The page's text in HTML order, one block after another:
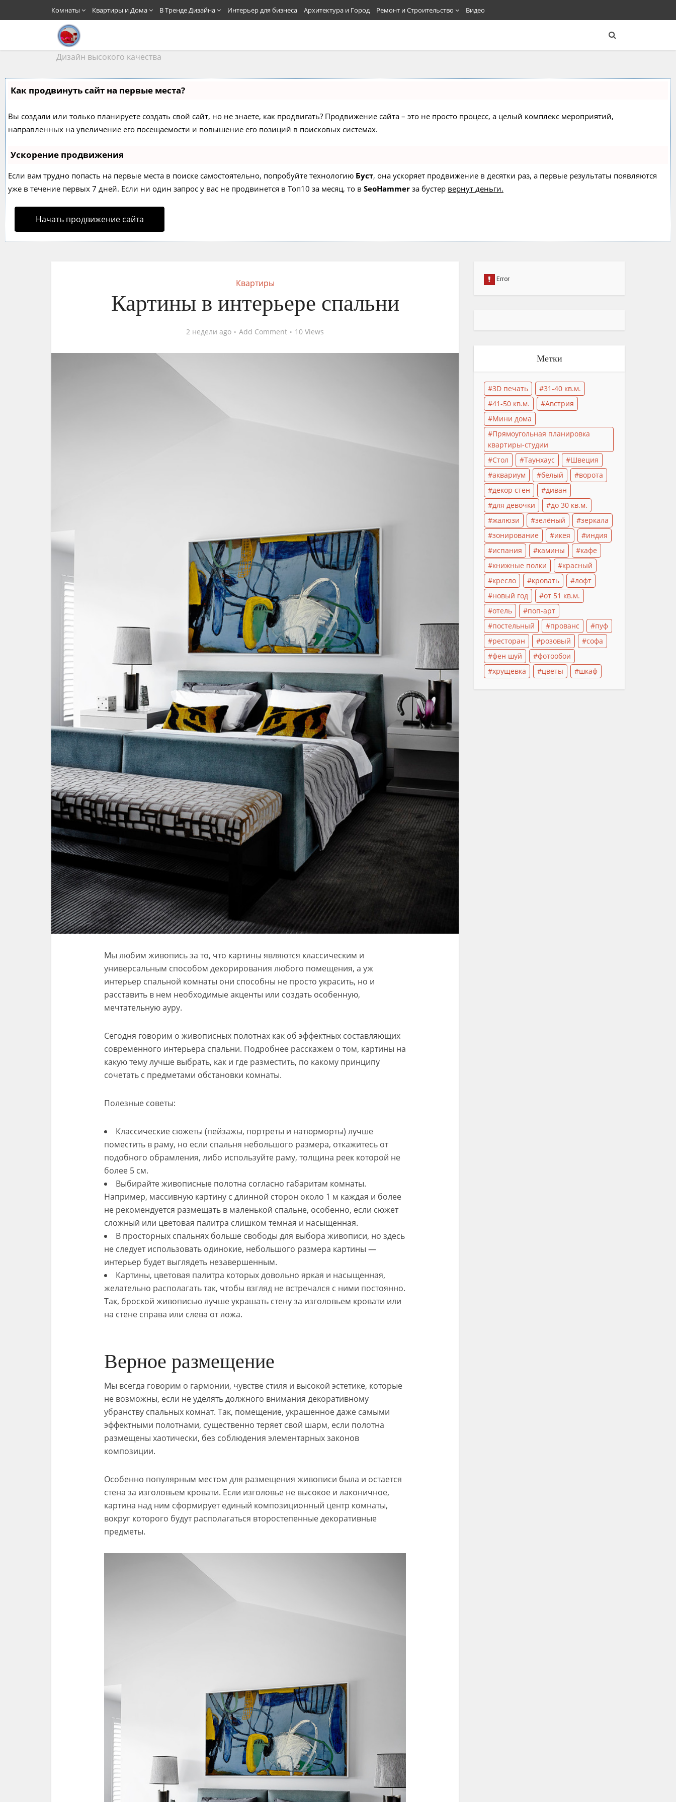
Комнаты Квартиры и Дома В Тренде Дизайна Интерьер для бизнеса Архитектура и Город Ремонт и Строительство Видео
Дизайн высокого качества
Как продвинуть сайт на первые места?
Вы создали или только планируете создать свой сайт, но не знаете, как продвигать? Продвижение сайта – это не просто процесс, а целый комплекс мероприятий,
направленных на увеличение его посещаемости и повышение его позиций в поисковых системах.
Ускорение продвижения
Если вам трудно попасть на первые места в поиске самостоятельно, попробуйте технологию Буст, она ускоряет продвижение в десятки раз, а первые результаты появляются
уже в течение первых 7 дней. Если ни один запрос у вас не продвинется в Топ10 за месяц, то в SeoHammer за бустер вернут деньги.
Начать продвижение сайта
Квартиры
Картины в интерьере спальни
2 недели ago Add Comment 10 Views
Мы любим живопись за то, что картины являются классическим и
универсальным способом декорирования любого помещения, а уж
интерьер спальной комнаты они способны не просто украсить, но и
расставить в нем необходимые акценты или создать особенную,
мечтательную ауру.
Сегодня говорим о живописных полотнах как об эффектных составляющих
современного интерьера спальни. Подробнее расскажем о том, картины на
какую тему лучше выбрать, как и где разместить, по какому принципу
сочетать с предметами обстановки комнаты.
Полезные советы:
Классические сюжеты (пейзажы, портреты и натюрморты) лучше
поместить в раму, но если спальня небольшого размера, откажитесь от
подобного обрамления, либо используйте раму, толщина реек которой не
более 5 см.
Выбирайте живописные полотна согласно габаритам комнаты.
Например, массивную картину с длинной сторон около 1 м каждая и более
не рекомендуется размещать в маленькой спальне, особенно, если сюжет
сложный или цветовая палитра слишком темная и насыщенная.
В просторных спальнях больше свободы для выбора живописи, но здесь
не следует использовать одинокие, небольшого размера картины —
интерьер будет выглядеть незавершенным.
Картины, цветовая палитра которых довольно яркая и насыщенная,
желательно располагать так, чтобы взгляд не встречался с ними постоянно.
Так, броской живописью лучше украшать стену за изголовьем кровати или
на стене справа или слева от ложа.
Верное размещение
Мы всегда говорим о гармонии, чувстве стиля и высокой эстетике, которые
не возможны, если не уделять должного внимания декоративному
убранству спальных комнат. Так, помещение, украшенное даже самыми
эффектными полотнами, существенно теряет свой шарм, если полотна
размещены хаотически, без соблюдения элементарных законов
композиции.
Особенно популярным местом для размещения живописи была и остается
стена за изголовьем кровати. Если изголовье не высокое и лаконичное,
картина над ним сформирует единый композиционный центр комнаты,
вокруг которого будут располагаться второстепенные декоративные
предметы.
Метки
3D печать
31-40 кв.м.
41-50 кв.м.
Австрия
Мини дома
Прямоугольная планировка
квартиры-студии
Стол
Таунхаус
Швеция
аквариум
белый
ворота
декор стен
диван
для девочки
до 30 кв.м.
жалюзи
зелёный
зеркала
зонирование
икея
индия
испания
камины
кафе
книжные полки
красный
кресло
кровать
лофт
новый год
от 51 кв.м.
отель
поп-арт
постельный
прованс
пуф
ресторан
розовый
софа
фен шуй
фотообои
хрущевка
цветы шкаф